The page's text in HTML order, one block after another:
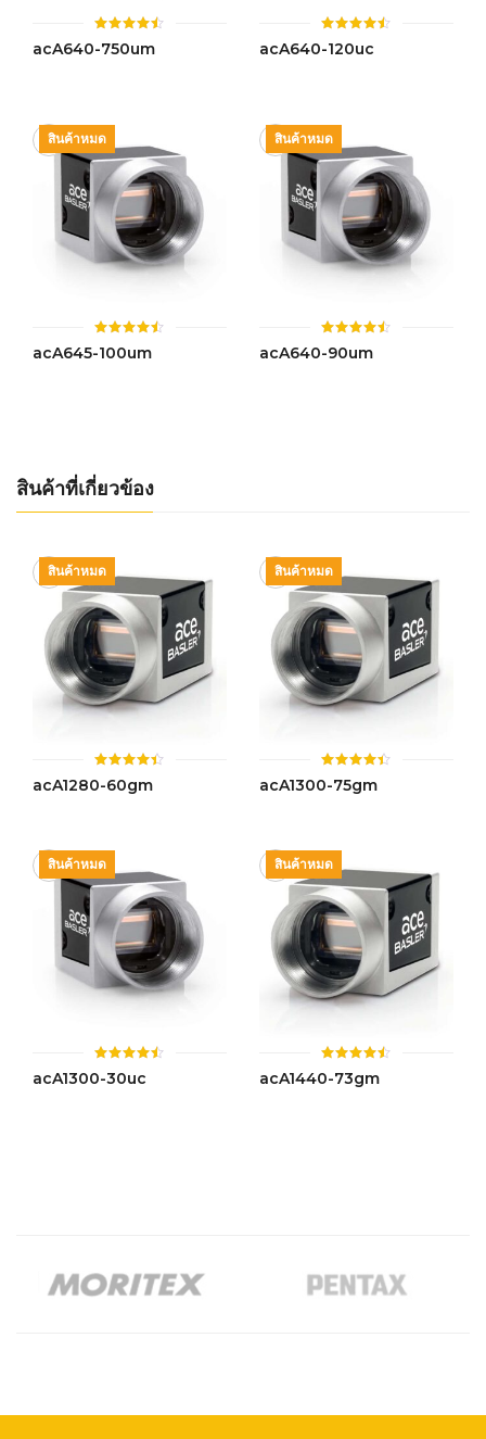
ให้
คะแนน
acA640-750um
ให้
คะแนน
acA640-120uc
สินค้าหมด
ให้
คะแนน
acA645-100um
สินค้าหมด
ให้
คะแนน
acA640-90um
สินค้าที่เกี่ยวข้อง
สินค้าหมด
ให้
คะแนน
acA1280-60gm
สินค้าหมด
ให้
คะแนน
acA1300-75gm
สินค้าหมด
ให้
คะแนน
acA1300-30uc
สินค้าหมด
ให้
คะแนน
acA1440-73gm